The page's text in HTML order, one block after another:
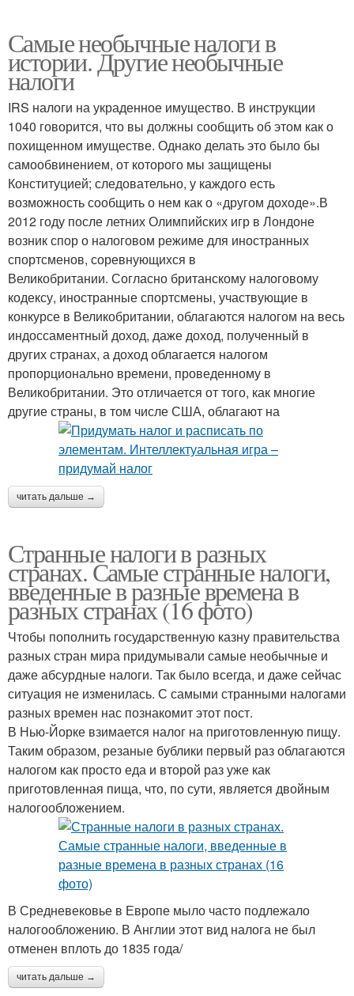
Самые необычные налоги в
истории. Другие необычные
налоги
IRS налоги на украденное имущество. В инструкции
1040 говорится, что вы должны сообщить об этом как о
похищенном имуществе. Однако делать это было бы
самообвинением, от которого мы защищены
Конституцией; следовательно, у каждого есть
возможность сообщить о нем как о «другом доходе».В
2012 году после летних Олимпийских игр в Лондоне
возник спор о налоговом режиме для иностранных
спортсменов, соревнующихся в
Великобритании. Согласно британскому налоговому
кодексу, иностранные спортсмены, участвующие в
конкурсе в Великобритании, облагаются налогом на весь
индоссаментный доход, даже доход, полученный в
других странах, а доход облагается налогом
пропорционально времени, проведенному в
Великобритании. Это отличается от того, как многие
другие страны, в том числе США, облагают на
читать дальше →
Странные налоги в разных
странах. Самые странные налоги,
введенные в разные времена в
разных странах (16 фото)
Чтобы пополнить государственную казну правительства
разных стран мира придумывали самые необычные и
даже абсурдные налоги. Так было всегда, и даже сейчас
ситуация не изменилась. С самыми странными налогами
разных времен нас познакомит этот пост.
В Нью-Йорке взимается налог на приготовленную пищу.
Таким образом, резаные бублики первый раз облагаются
налогом как просто еда и второй раз уже как
приготовленная пища, что, по сути, является двойным
налогообложением.
В Средневековье в Европе мыло часто подлежало
налогообложению. В Англии этот вид налога не был
отменен вплоть до 1835 года/
читать дальше →